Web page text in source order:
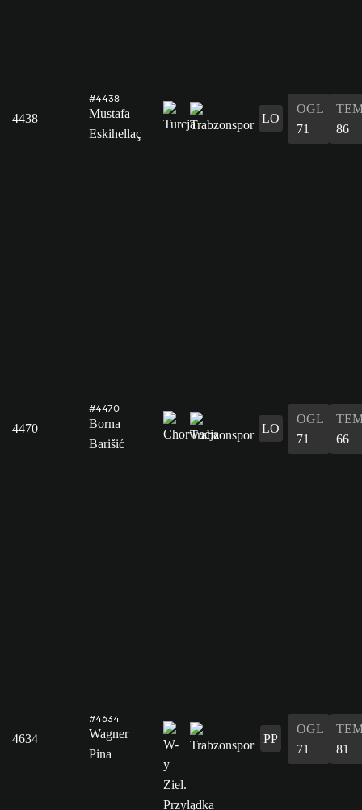
4438
#4438
Mustafa
Eskihellaç
LO
OGL
71
86
4470
#4470
Borna
Barišić
LO
OGL
71
66
4634
#4634
Wagner
Pina
PP
OGL
71
81